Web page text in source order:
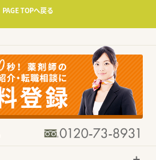
PAGE TOPへ戻る